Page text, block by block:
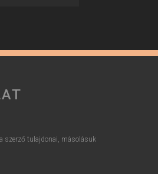
a szerző tulajdonai, másolásuk